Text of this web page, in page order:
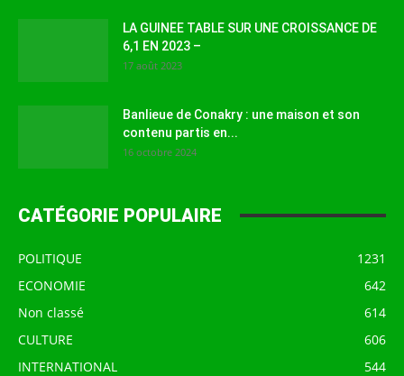
LA GUINEE TABLE SUR UNE CROISSANCE DE
6,1 EN 2023 –
17 août 2023
Banlieue de Conakry : une maison et son
contenu partis en...
16 octobre 2024
CATÉGORIE POPULAIRE
POLITIQUE
1231
ECONOMIE
642
Non classé
614
CULTURE
606
INTERNATIONAL
544